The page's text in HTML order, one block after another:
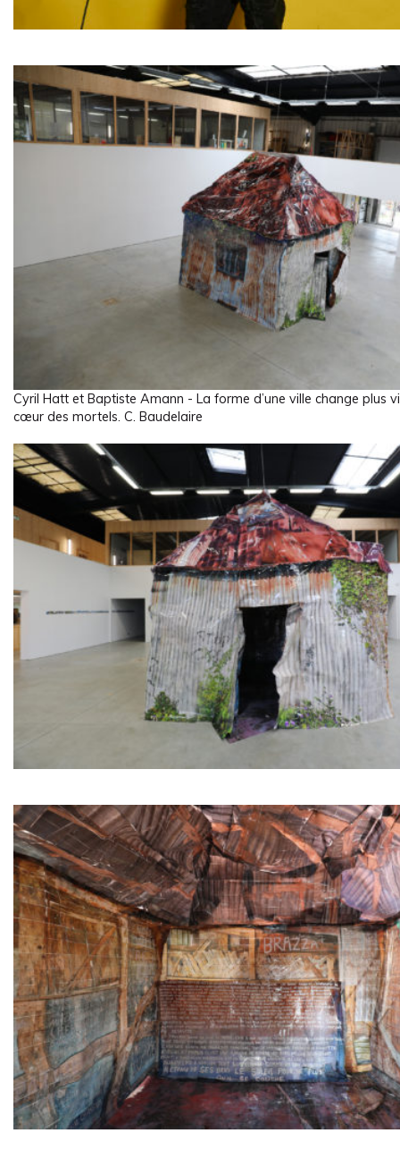
Cyril Hatt et Baptiste Amann - La forme d’une ville change plus
cœur des mortels. C. Baudelaire